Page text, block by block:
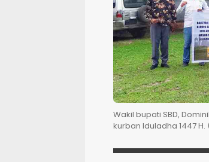
Wakil bupati SBD,
kurban Iduladha 1447